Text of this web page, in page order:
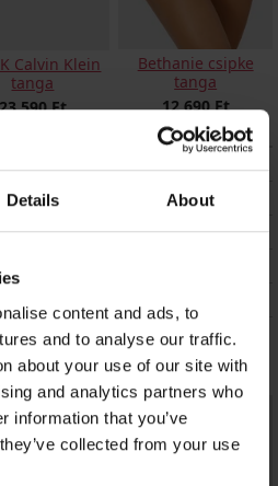
Details About
content and ads, to
and to analyse our traffic.
about your use of our site with
and analytics partners who
information that you’ve
collected from your use
Calvin Klein
tanga
590 Ft
Bethanie csipke
tanga
12 690 Ft
fog